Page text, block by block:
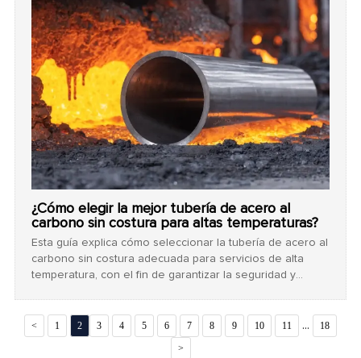
¿Cómo elegir la mejor tubería de acero al
carbono sin costura para altas temperaturas?
Esta guía explica cómo seleccionar la tubería de acero al
carbono sin costura adecuada para servicios de alta
temperatura, con el fin de garantizar la seguridad y
costura con las soldadas y destaca los beneficios clave
para proyectos industriales.
< 1 2 3 4 5 6 7 8 9 10 11 ...
18
>